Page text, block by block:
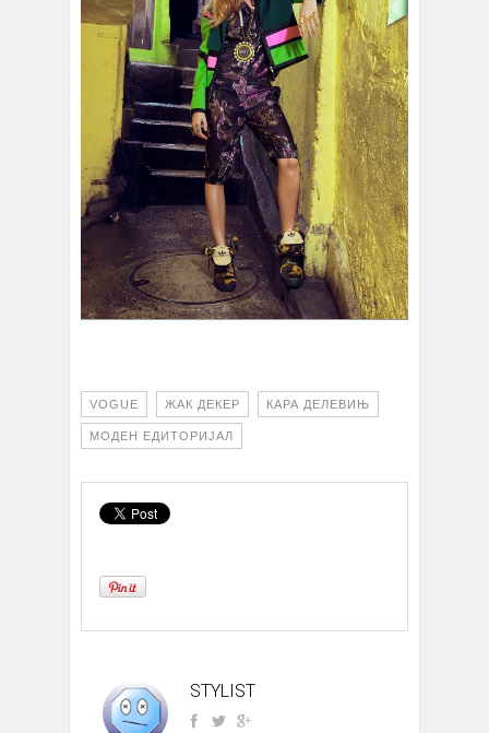
VOGUE ЖАК ДЕКЕР КАРА ДЕЛЕВИЊ
МОДЕН ЕДИТОРИЈАЛ
STYLIST